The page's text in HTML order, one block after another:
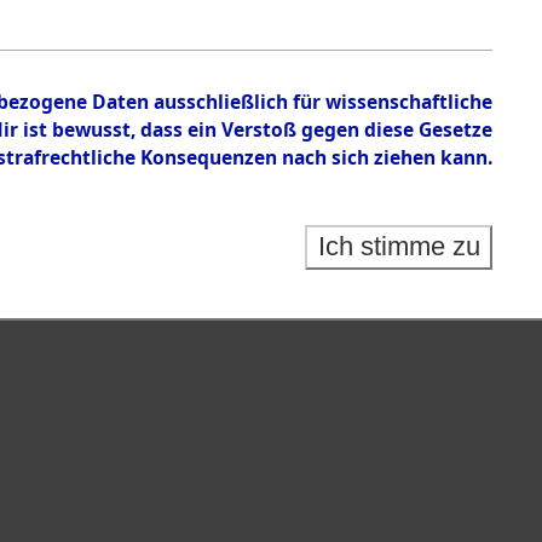
Daten ausschließlich für wissenschaftliche
bewusst, dass ein Verstoß gegen diese Gesetze
Konsequenzen nach sich ziehen kann.
Ich stimme zu